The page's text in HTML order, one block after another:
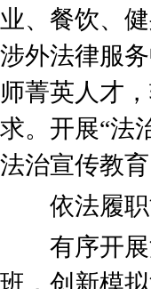
业、餐饮、
涉外法律服
师菁英人才
求。开展“法
法治宣传教育
依法履职
有序开展
班，创新模